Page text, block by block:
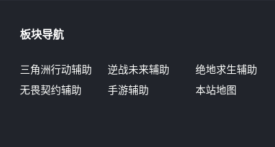
板块导航
三角洲行动辅助 逆战未来辅助
绝地求生辅助
无畏契约辅助
手游辅助 本站地图